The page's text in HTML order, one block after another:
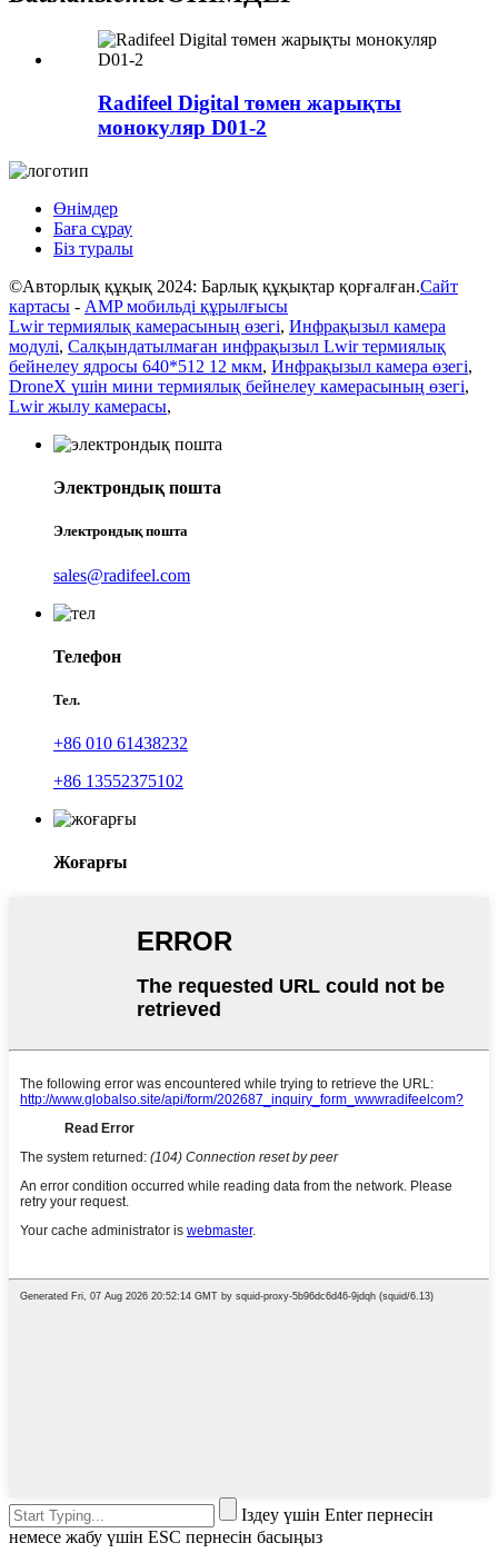
Radifeel Digital төмен жарықты
монокуляр D01-2
Өнімдер
Баға сұрау
Біз туралы
©Авторлық құқық 2024: Барлық құқықтар қорғалған.Сайт
картасы - AMP мобильді құрылғысы
Lwir термиялық камерасының өзегі, Инфрақызыл камера
модулі, Салқындатылмаған инфрақызыл Lwir термиялық
бейнелеу ядросы 640*512 12 мкм, Инфрақызыл камера өзегі,
DroneX үшін мини термиялық бейнелеу камерасының өзегі,
Lwir жылу камерасы,
Электрондық пошта
Электрондық пошта
sales@radifeel.com
Телефон
Тел.
+86 010 61438232
+86 13552375102
Жоғарғы
Іздеу үшін Enter пернесін
немесе жабу үшін ESC пернесін басыңыз